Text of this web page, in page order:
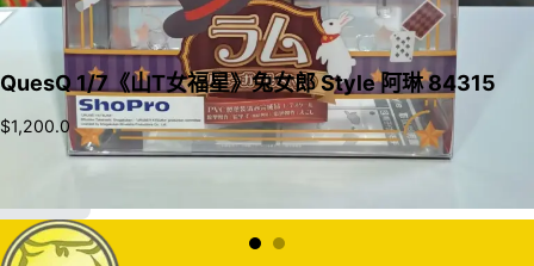
QuesQ 1/7《山T女福星》兔女郎 Style 阿琳 84315
$1,200.0